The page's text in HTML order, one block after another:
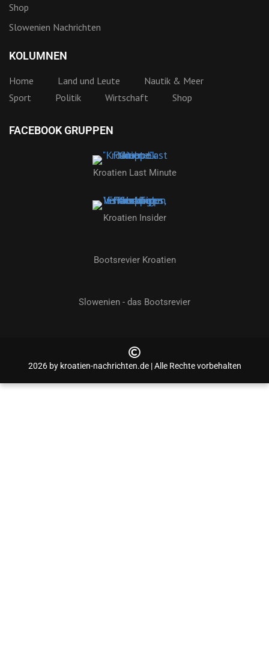
Shop
Slowenien Nachrichten
KOLUMNEN
Home Land und Leute
Nautik & Meer
Sport
Politik Wirtschaft Shop
FACEBOOK GRUPPEN
Kroatien Last Minute
Kroatien Insider
Bootsrevier Kroatien
Slowenien - das Bootsrevier
2026 by kroatien-nachrichten.de | Alle Rechte vorbehalten